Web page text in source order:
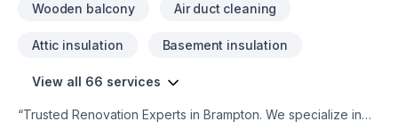
Wooden balcony Air duct cleaning
Attic insulation Basement insulation
View all 66 services
“Trusted Renovation Experts in Brampton. We specialize in